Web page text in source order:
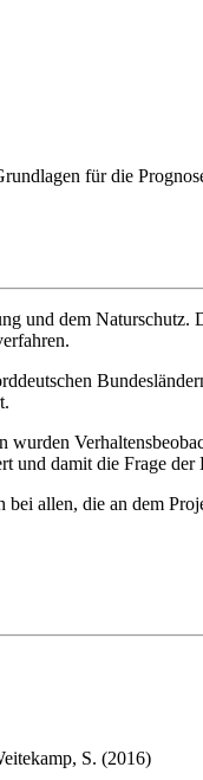
für die
und dem Naturschutz.
damit die Frage
allen, die an dem
S. (2016)